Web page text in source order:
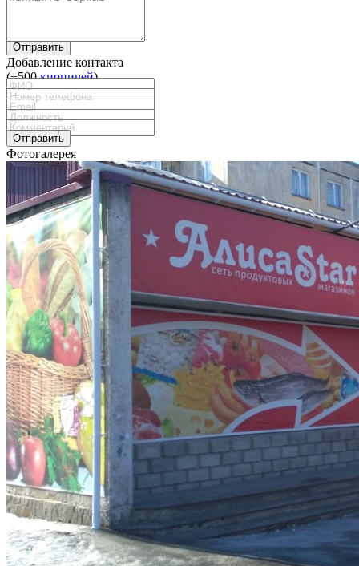
Отправить
Добавление контакта
(+500кирпичей)
Отправить
Фотогалерея